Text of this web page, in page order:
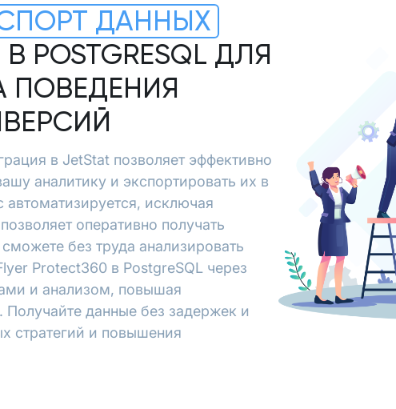
ДАННЫХ
В POSTGRESQL ДЛЯ
ПОВЕДЕНИЯ
в JetStat позволяет эффективно
аналитику и экспортировать их в
исключая
оперативно получать
без труда анализировать
Protect360 в PostgreSQL через
и анализом, повышая
Получайте данные без задержек и
стратегий и повышения